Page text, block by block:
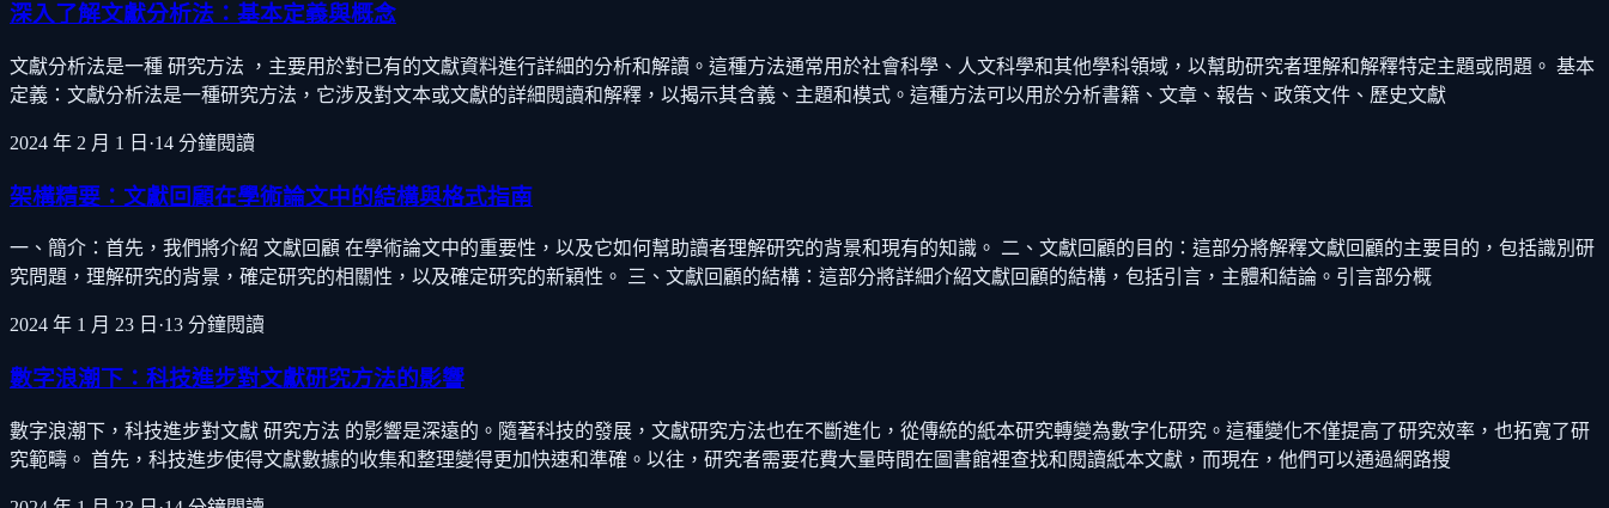
深入了解文獻分析法：基本定義與概念
文獻分析法是一種 研究方法 ，主要用於對已有的文獻資料進行詳細的分析和解讀。這種方法通常用於社會科學、人文科學和其他學科領域，以幫助研究者理解和解釋特定主題或問題。 基本
定義：文獻分析法是一種研究方法，它涉及對文本或文獻的詳細閱讀和解釋，以揭示其含義、主題和模式。這種方法可以用於分析書籍、文章、報告、政策文件、歷史文獻
2024 年 2 月 1 日 ·14 分鐘閱讀
架構精要：文獻回顧在學術論文中的結構與格式指南
一、簡介：首先，我們將介紹 文獻回顧 在學術論文中的重要性，以及它如何幫助讀者理解研究的背景和現有的知識。 二、文獻回顧的目的：這部分將解釋文獻回顧的主要目的，包括識別研
究問題，理解研究的背景，確定研究的相關性，以及確定研究的新穎性。 三、文獻回顧的結構：這部分將詳細介紹文獻回顧的結構，包括引言，主體和結論。引言部分概
2024 年 1 月 23 日 ·13 分鐘閱讀
數字浪潮下：科技進步對文獻研究方法的影響
數字浪潮下，科技進步對文獻 研究方法 的影響是深遠的。隨著科技的發展，文獻研究方法也在不斷進化，從傳統的紙本研究轉變為數字化研究。這種變化不僅提高了研究效率，也拓寬了研
究範疇。 首先，科技進步使得文獻數據的收集和整理變得更加快速和準確。以往，研究者需要花費大量時間在圖書館裡查找和閱讀紙本文獻，而現在，他們可以通過網路搜